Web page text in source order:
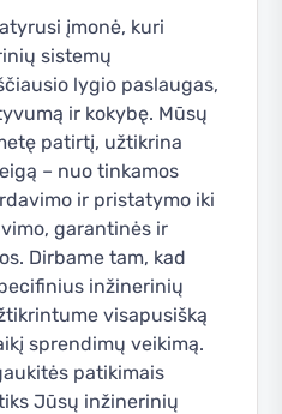
įmonė, kuri
sistemų
lygio paslaugas,
ir kokybę. Mūsų
patirtį, užtikrina
– nuo tinkamos
ir pristatymo iki
garantinės ir
Dirbame tam, kad
inžinerinių
visapusišką
sprendimų veikimą.
patikimais
Jūsų inžinerinių